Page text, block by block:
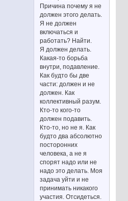
Причина почему я не
должен этого делать.
Я не должен
включаться и
работать? Найти.
Я должен делать.
Какая-то борьба
внутри, подавление.
Как будто бы две
части: должен и не
должен. Как
коллективный разум.
Кто-то кого-то
должен подавить.
Кто-то, но не я. Как
будто два абсолютно
посторонних
человека, а не я
спорят надо или не
надо это делать. Моя
задача уйти и не
принимать никакого
участия. Отсидеться.